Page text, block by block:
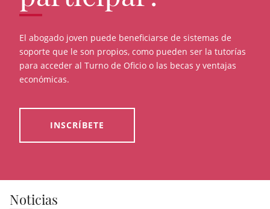
El abogado joven puede beneficiarse de sistemas de
soporte que le son propios, como pueden ser la tutorías
para acceder al Turno de Oficio o las becas y ventajas
económicas.
INSCRÍBETE
Noticias